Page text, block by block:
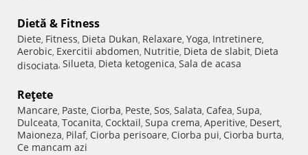
Dietă & Fitness
Diete, Fitness, Dieta Dukan, Relaxare, Yoga, Intretinere,
Aerobic, Exercitii abdomen, Nutritie, Dieta de slabit, Dieta
disociata, Silueta, Dieta ketogenica, Sala de acasa
Reţete
Mancare, Paste, Ciorba, Peste, Sos, Salata, Cafea, Supa,
Dulceata, Tocanita, Cocktail, Supa crema, Aperitive, Desert,
Maioneza, Pilaf, Ciorba perisoare, Ciorba pui, Ciorba burta,
Ce mancam azi